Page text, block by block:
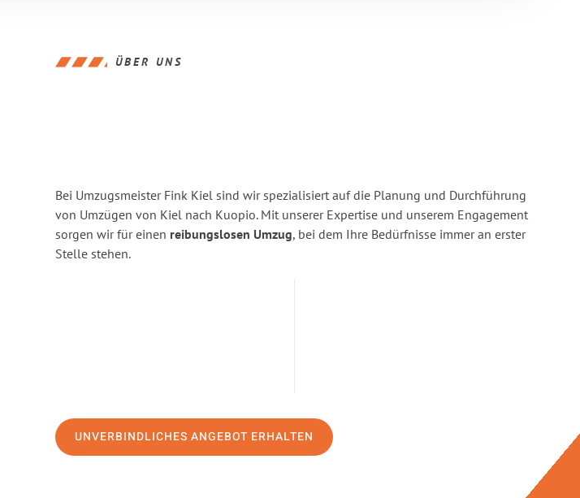
ÜBER UNS
Bei Umzugsmeister Fink Kiel sind wir spezialisiert auf die Planung und Durchführung
von Umzügen von Kiel nach Kuopio. Mit unserer Expertise und unserem Engagement
sorgen wir für einen reibungslosen Umzug, bei dem Ihre Bedürfnisse immer an erster
Stelle stehen.
UNVERBINDLICHES ANGEBOT ERHALTEN